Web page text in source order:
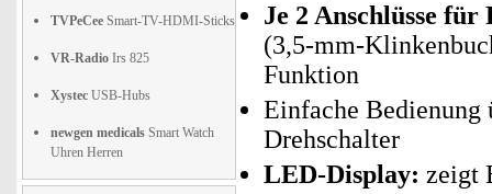
TVPeCee Smart-TV-HDMI-Sticks
VR-Radio Irs 825
Xystec USB-Hubs
newgen medicals Smart Watch
Uhren Herren
Je 2 Anschlüsse
(3,5-mm-
Funktion
Einfache Bedienung
Drehschalter
LED-Display: zeigt